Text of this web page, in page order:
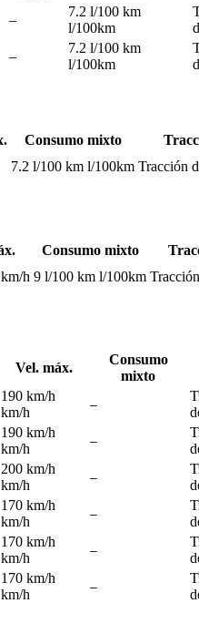
–
7.2 l/100 km
l/100km
–
7.2 l/100 km
l/100km
Consumo mixto
7.2 l/100 km l/100km Tracción
Consumo mixto
h 9 l/100 km l/100km
Vel. máx.
Consumo
mixto
190 km/h
km/h
–
190 km/h
km/h
–
200 km/h
km/h
–
170 km/h
km/h
–
170 km/h
km/h
–
170 km/h
km/h
–